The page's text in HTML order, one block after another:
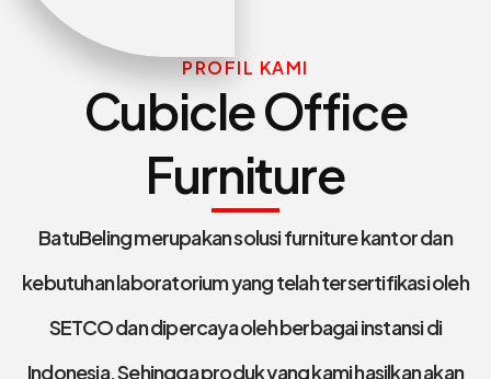
PROFIL KAMI
Cubicle Office
Furniture
BatuBeling merupakan solusi furniture kantor dan
kebutuhan laboratorium yang telah tersertifikasi oleh
SETCO dan dipercaya oleh berbagai instansi di
Indonesia. Sehingga produk yang kami hasilkan akan